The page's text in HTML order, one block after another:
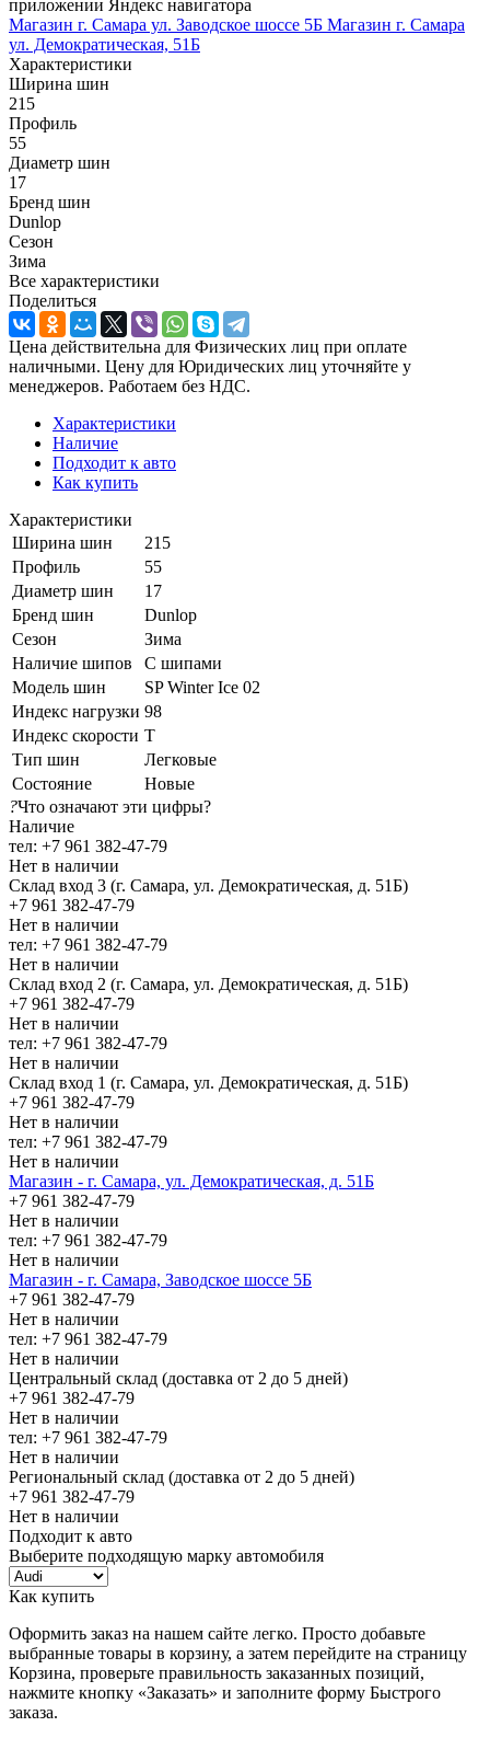
приложении Яндекс навигатора
Магазин г. Самара ул. Заводское шоссе 5Б Магазин г. Самара
ул. Демократическая, 51Б
Характеристики
Ширина шин
215
Профиль
55
Диаметр шин
17
Бренд шин
Dunlop
Сезон
Зима
Все характеристики
Поделиться
Цена действительна для Физических лиц при оплате
наличными. Цену для Юридических лиц уточняйте у
менеджеров. Работаем без НДС.
Характеристики
Наличие
Подходит к авто
Как купить
Характеристики
Ширина шин
215
Профиль
55
Диаметр шин
17
Бренд шин
Dunlop
Сезон
Зима
Наличие шипов
С шипами
Модель шин
SP Winter Ice 02
Индекс нагрузки 98
Индекс скорости T
Тип шин
Легковые
Состояние
Новые
?Что означают эти цифры?
Наличие
тел: +7 961 382-47-79
Нет в наличии
Склад вход 3 (г. Самара, ул. Демократическая, д. 51Б)
+7 961 382-47-79
Нет в наличии
тел: +7 961 382-47-79
Нет в наличии
Склад вход 2 (г. Самара, ул. Демократическая, д. 51Б)
+7 961 382-47-79
Нет в наличии
тел: +7 961 382-47-79
Нет в наличии
Склад вход 1 (г. Самара, ул. Демократическая, д. 51Б)
+7 961 382-47-79
Нет в наличии
тел: +7 961 382-47-79
Нет в наличии
Магазин - г. Самара, ул. Демократическая, д. 51Б
+7 961 382-47-79
Нет в наличии
тел: +7 961 382-47-79
Нет в наличии
Магазин - г. Самара, Заводское шоссе 5Б
+7 961 382-47-79
Нет в наличии
тел: +7 961 382-47-79
Нет в наличии
Центральный склад (доставка от 2 до 5 дней)
+7 961 382-47-79
Нет в наличии
тел: +7 961 382-47-79
Нет в наличии
Региональный склад (доставка от 2 до 5 дней)
+7 961 382-47-79
Нет в наличии
Подходит к авто
Выберите подходящую марку автомобиля
Как купить
Оформить заказ на нашем сайте легко. Просто добавьте
выбранные товары в корзину, а затем перейдите на страницу
Корзина, проверьте правильность заказанных позиций,
нажмите кнопку «Заказать» и заполните форму Быстрого
заказа.